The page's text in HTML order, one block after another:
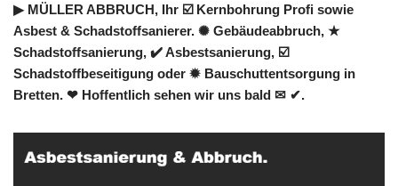
▶︎ MÜLLER ABBRUCH, Ihr ☑️ Kernbohrung Profi sowie
Asbest & Schadstoffsanierer. ✺ Gebäudeabbruch, ★
Schadstoffsanierung, ✔️ Asbestsanierung, ☑️
Schadstoffbeseitigung oder ✹ Bauschuttentsorgung in
Bretten. ❤ Hoffentlich sehen wir uns bald ✉ ✔.